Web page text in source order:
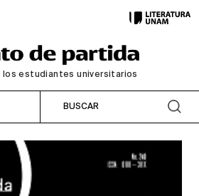
los estudiantes universitarios